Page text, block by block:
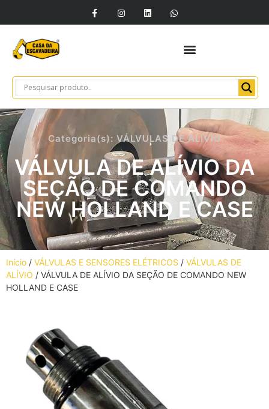
Categoria(s): VÁLVULAS DE ALÍVIO
VÁLVULA DE ALÍVIO DA
SEÇÃO DE COMANDO
NEW HOLLAND E CASE
Início / VÁLVULAS E SENSORES ELÉTRICOS / VÁLVULAS DE
ALÍVIO / VÁLVULA DE ALÍVIO DA SEÇÃO DE COMANDO NEW
HOLLAND E CASE